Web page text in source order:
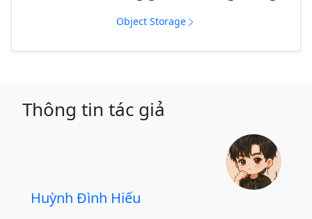
Object Storage
Thông tin tác giả
Huỳnh Đình Hiếu